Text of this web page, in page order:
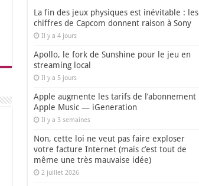
La fin des jeux physiques est inévitable : les
chiffres de Capcom donnent raison à Sony
Il y a 4 jours
Apollo, le fork de Sunshine pour le jeu en
streaming local
Il y a 5 jours
Apple augmente les tarifs de l’abonnement
Apple Music — iGeneration
Il y a 3 semaines
Non, cette loi ne veut pas faire exploser
votre facture Internet (mais c’est tout de
même une très mauvaise idée)
2 juillet 2026